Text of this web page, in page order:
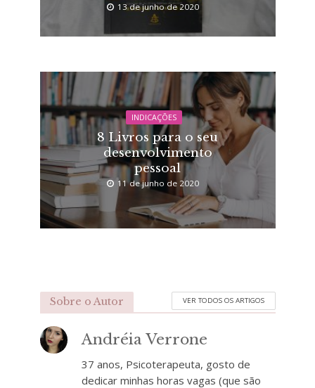
13 de junho de 2020
INDICAÇÕES
8 Livros para o seu
desenvolvimento
pessoal
11 de junho de 2020
Sobre o Autor VER TODOS OS ARTIGOS
Andréia Verrone
37 anos, Psicoterapeuta, gosto de
dedicar minhas horas vagas (que são